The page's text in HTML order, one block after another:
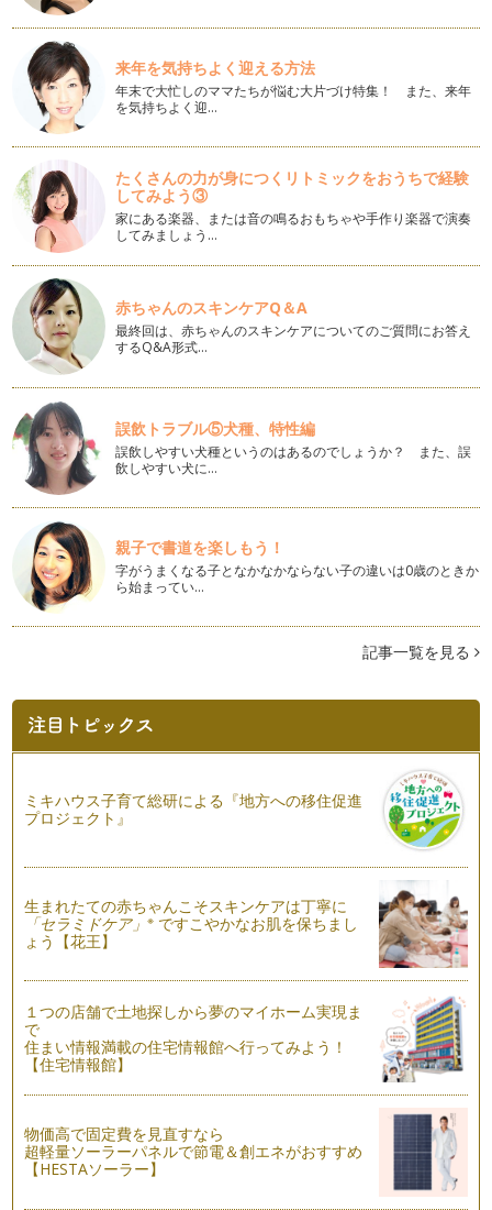
お月様は何色？
気温が低いこの時期になってくると空気がキーンと澄んで、月
や星が見えやすく夜空がキレイに見え…
カラーであったかエコLIFE
あっという間に１１月！秋から冬への移り変わりって本当に早
いものです。私が暮らしている仙台は…
SILVERからのメッセージ
前回の記事で「GOLD」について書きましたので今回は
「SILVER」について書きたいと思い…
GOLDからのメッセージ
子どもが赤ちゃんの頃は、アクセサリーから遠のいてしまいま
すが少しずつ大きくなってくると、ア…
ママの魅力をアップしてくれる色
まだ暑さも残りますが 9月半ばにもなると『オシャレの秋』を
意識したくなりますね♪今日は、マ…
緑のチカラ
ママは朝から夜までフル稼働な毎日。たまには、ボーッとリラ
ックス＆リフレッシュしたい！！って…
色は心のデトックス
8月半ば、お盆も過ぎると『夏休みも終わりだね～』と忙しく
なってくるご家庭も多いのではないで…
カラーでエコLIFE♪
毎日暑いですね。 夏は、ついついエアコンの涼しさに…
いつまでもキレイなママ☆の味方の色
ママとして妻として女性として、やっぱり、いつまでもキレイ
でいたいしキレイでいられたら嬉しい…
自分でお洋服選びさせてみませんか？
４月の入園・入学、進級から楽しい連休も終わって新しい環
目からも美味しく♪色の効果
GWは家族でお出掛けに行く機会も多いと思います。そんな行
楽シーズンは、『お弁当』 の登場回…
「はじめまして」のお助けカラー
春は子育てママにとって、何かと忙しい季節。転勤やお引越し
での新しい環境。子どもの入園・入学…
色が持っている魔法のチカラ
私たちは、日常の中で 目を開けている時は、絶えずたくさん
来年を気持ちよく迎える方法
年末で大忙しのママたちが悩む大片づけ特集！ また、来年
を気持ちよく迎…
たくさんの力が身につくリトミックをおうちで経験
してみよう③
家にある楽器、または音の鳴るおもちゃや手作り楽器で演奏
してみましょう…
赤ちゃんのスキンケアQ＆A
最終回は、赤ちゃんのスキンケアについてのご質問にお答え
するQ&A形式…
誤飲トラブル⑤犬種、特性編
誤飲しやすい犬種というのはあるのでしょうか？ また、誤
飲しやすい犬に…
親子で書道を楽しもう！
字がうまくなる子となかなかならない子の違いは0歳のときか
ら始まってい…
記事一覧を見る
ミキハウス子育て総研による『地方への移住促進
プロジェクト』
生まれたての赤ちゃんこそスキンケアは丁寧に
「セラミドケア」※ ですこやかなお肌を保ちまし
ょう【花王】
１つの店舗で土地探しから夢のマイホーム実現ま
で
住まい情報満載の住宅情報館へ行ってみよう！
【住宅情報館】
物価高で固定費を見直すなら
超軽量ソーラーパネルで節電＆創エネがおすすめ
【HESTAソーラー】